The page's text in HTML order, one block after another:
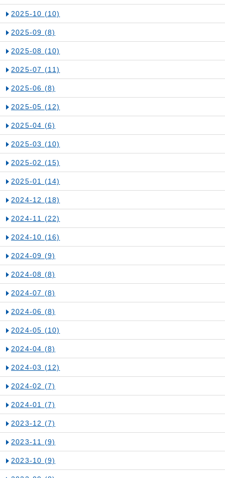
2025-10 (10)
2025-09 (8)
2025-08 (10)
2025-07 (11)
2025-06 (8)
2025-05 (12)
2025-04 (6)
2025-03 (10)
2025-02 (15)
2025-01 (14)
2024-12 (18)
2024-11 (22)
2024-10 (16)
2024-09 (9)
2024-08 (8)
2024-07 (8)
2024-06 (8)
2024-05 (10)
2024-04 (8)
2024-03 (12)
2024-02 (7)
2024-01 (7)
2023-12 (7)
2023-11 (9)
2023-10 (9)